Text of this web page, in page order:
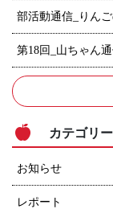
部活動通信_りん
第18回_山ちゃん
カテゴリー
お知らせ
レポート